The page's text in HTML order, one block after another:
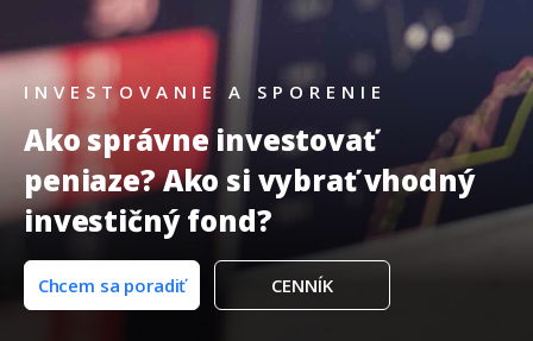
INVESTOVANIE A SPORENIE
Ako správne investovať
peniaze? Ako si vybrať vhodný
investičný fond?
Chcem sa poradiť CENNÍK